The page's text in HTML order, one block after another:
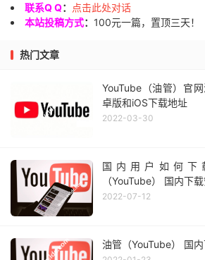
联系Q Q：
点击此处对话
本站投稿方式： 100元一篇，置顶三天！
热门文章
YouTube（油管）官
卓版和iOS下载地址
2022-03-30
国内用户如何下
（YouTube） 国内下
2022-07-12
油管（YouTube） 国